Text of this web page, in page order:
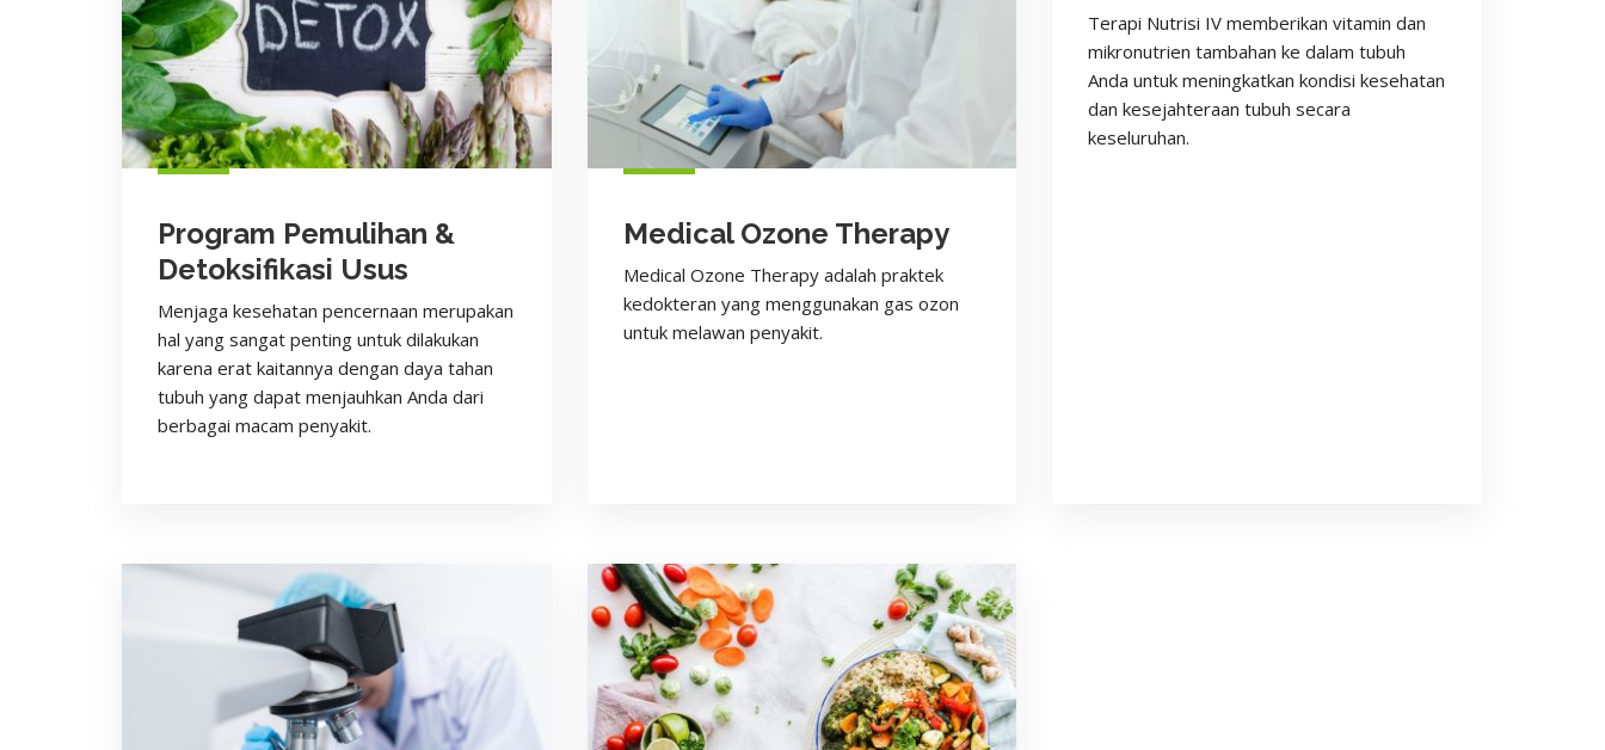
Program Pemulihan &
Detoksifikasi Usus
Menjaga kesehatan pencernaan merupakan
hal yang sangat penting untuk dilakukan
karena erat kaitannya dengan daya tahan
tubuh yang dapat menjauhkan Anda dari
berbagai macam penyakit.
Medical Ozone Therapy
Medical Ozone Therapy adalah praktek
kedokteran yang menggunakan gas ozon
untuk melawan penyakit.
Terapi Nutrisi IV memberikan vitamin dan
mikronutrien tambahan ke dalam tubuh
Anda untuk meningkatkan kondisi kesehatan
dan kesejahteraan tubuh secara
keseluruhan.